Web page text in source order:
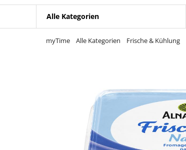
Alle Kategorien
myTime Alle Kategorien Frische & Kühlung